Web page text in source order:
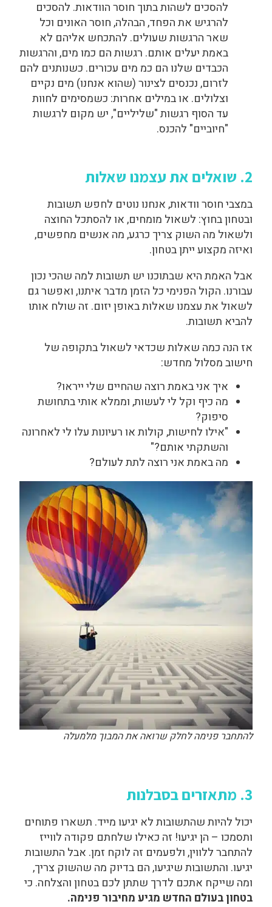
להסכים לשהות בתוך חוסר הוודאות. להסכים
להרגיש את הפחד, הבהלה, חוסר האונים וכל
שאר הרגשות שעולים. להתכחש אליהם לא
באמת יעלים אותם. רגשות הם כמו מים, והרגשות
הכבדים שלנו הם כמ מים עכורים. כשנותנים להם
לזרום, נכנסים לצינור (שהוא אנחנו) מים נקיים
וצלולים. או במילים אחרות: כשמסימים לחוות
עד הסוף רגשות "שליליים", יש מקום לרגשות
"חיוביים" להכנס.
2. שואלים את עצמנו שאלות
במצבי חוסר וודאות, אנחנו נוטים לחפש תשובות
ובטחון בחוץ: לשאול מומחים, או להסתכל החוצה
ולשאול מה השוק צריך כרגע, מה אנשים מחפשים,
ואיזה מקצוע ייתן בטחון.
אבל האמת היא שבתוכנו יש תשובות למה שהכי נכון
עבורנו. הקול הפנימי כל הזמן מדבר איתנו, ואפשר גם
לשאול את עצמנו שאלות באופן יזום. זה שולח אותו
להביא תשובות.
אז הנה כמה שאלות שכדאי לשאול בתקופה של
חישוב מסלול מחדש:
איך אני באמת רוצה שהחיים שלי ייראו?
מה כיף וקל לי לעשות, וממלא אותי בתחושת
סיפוק?
"אילו לחישות, קולות או רעיונות עלו לי לאחרונה
והשתקתי אותם?"
מה באמת אני רוצה לתת לעולם?
להתחבר פנימה לחלק שרואה את המבוך מלמעלה
3. מתאזרים בסבלנות
יכול להיות שהתשובות לא יגיעו מייד. תשארו פתוחים
ותסמכו – הן יגיעו! זה כאילו שלחתם פקודה לווייז
להתחבר ללווין, ולפעמים זה לוקח זמן. אבל התשובות
יגיעו. והתשובות שיגיעו, הם בדיוק מה שהשוק צריך,
ומה שייקח אתכם לדרך שתתן לכם בטחון והצלחה. כי
בטחון בעולם החדש מגיע מחיבור פנימה.